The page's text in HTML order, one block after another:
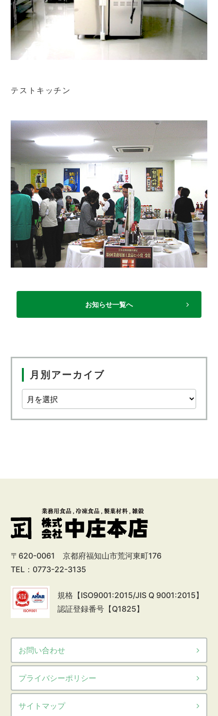
テストキッチン
お知らせ一覧へ
月別アーカイブ
〒620-0061 京都府福知山市荒河東町176
TEL：0773-22-3135
規格【ISO9001:2015/JIS Q 9001:2015】
認証登録番号【Q1825】
お問い合わせ
プライバシーポリシー
サイトマップ